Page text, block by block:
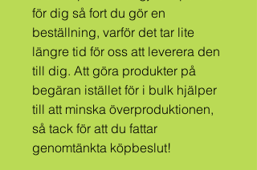
för dig så fort du gör en
beställning, varför det tar lite
längre tid för oss att leverera den
till dig. Att göra produkter på
begäran istället för i bulk hjälper
till att minska överproduktionen,
så tack för att du fattar
genomtänkta köpbeslut!